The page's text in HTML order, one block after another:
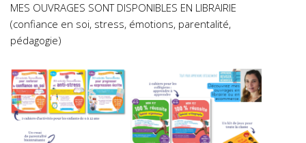
MES OUVRAGES SONT DISPONIBLES EN LIBRAIRIE
(confiance en soi, stress, émotions, parentalité,
pédagogie)